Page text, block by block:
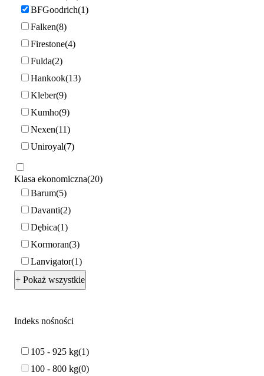
BFGoodrich 1
Falken 8
Firestone 4
Fulda 2
Hankook 13
Kleber 9
Kumho 9
Nexen 11
Uniroyal 7
Klasa ekonomiczna 20
Barum 5
Davanti 2
Dębica 1
Kormoran 3
Lanvigator 1
+ Pokaż wszystkie
Indeks nośności
105 - 925 kg 1
100 - 800 kg 0